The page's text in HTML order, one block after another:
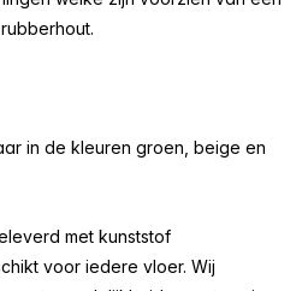
in de kleuren groen, beige en
met kunststof
voor iedere vloer. Wij